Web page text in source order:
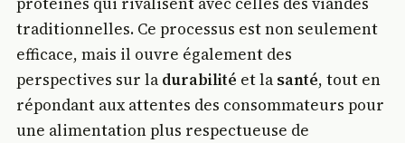
traditionnelles. Ce processus est non seulement
efficace, mais il ouvre également des
perspectives sur la durabilité et la santé, tout en
répondant aux attentes des consommateurs pour
une alimentation plus respectueuse de